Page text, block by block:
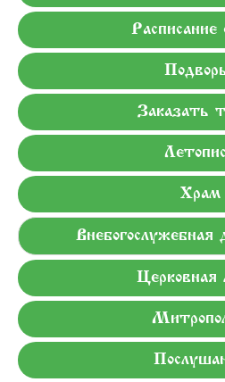
Расписание
Заказать
Храм
Внебогослужебная
Церковная